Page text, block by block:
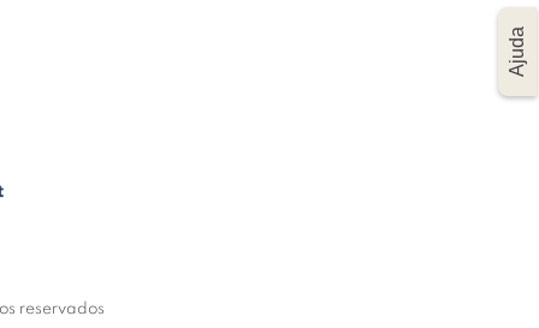
Ajuda
reservados